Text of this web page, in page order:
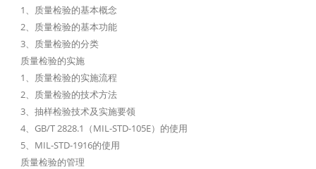
1、质量检验的基本概念
2、质量检验的基本功能
3、质量检验的分类
质量检验的实施
1、质量检验的实施流程
2、质量检验的技术方法
3、抽样检验技术及实施要领
4、GB/T 2828.1（MIL-STD-105E）的使用
5、MIL-STD-1916的使用
质量检验的管理